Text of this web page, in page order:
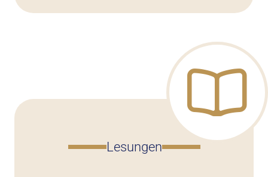
Lesungen